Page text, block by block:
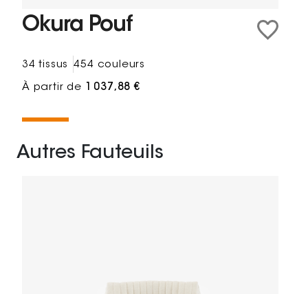
Okura Pouf
34 tissus 454 couleurs
À partir de 1 037,88 €
Autres Fauteuils